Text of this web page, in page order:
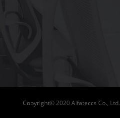
Copyright© 2020 Alfateccs Co.,